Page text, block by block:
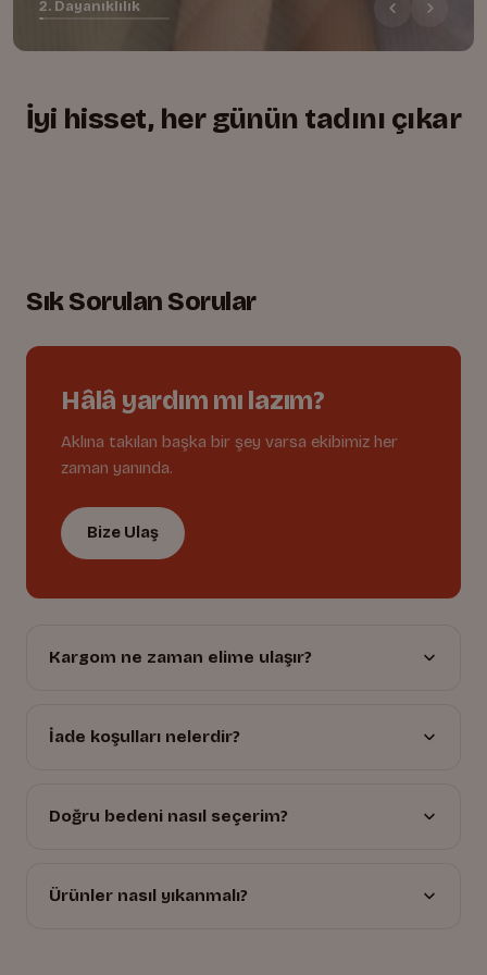
2. Dayanıklılık
İyi hisset, her günün tadını çıkar
+
Sık Sorulan Sorular
Hâlâ yardım mı lazım?
Aklına takılan başka bir şey varsa ekibimiz her
zaman yanında.
Bize Ulaş
Kargom ne zaman elime ulaşır?
İade koşulları nelerdir?
Doğru bedeni nasıl seçerim?
Ürünler nasıl yıkanmalı?